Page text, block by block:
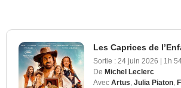
Les Caprices de
Sortie : 24 juin 2026 | 1h
De Michel Leclerc
Avec Artus Julia Piaton